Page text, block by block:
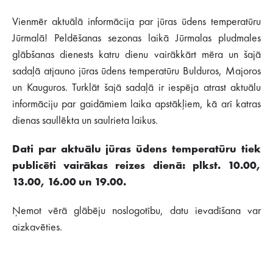
Vienmēr aktuālā informācija par jūras ūdens temperatūru
Jūrmalā! Peldēšanas sezonas laikā Jūrmalas pludmales
glābšanas dienests katru dienu vairākkārt mēra un šajā
sadaļā atjauno jūras ūdens temperatūru Bulduros, Majoros
un Kauguros. Turklāt šajā sadaļā ir iespēja atrast aktuālu
informāciju par gaidāmiem laika apstākļiem, kā arī katras
dienas saullēkta un saulrieta laikus.
Dati par aktuālu jūras ūdens temperatūru tiek
publicēti vairākas reizes dienā: plkst. 10.00,
13.00, 16.00 un 19.00.
Ņemot vērā glābēju noslogotību, datu ievadīšana var
aizkavēties.